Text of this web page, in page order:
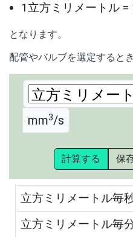
1立方ミリメートル
となります。
配管やバルブを選定すると
mm3/s
計算する 保
立方ミリメートル毎
立方ミリメートル毎